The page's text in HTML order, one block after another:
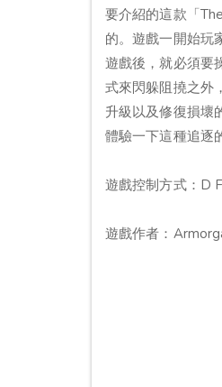
要介紹的這款「
的。遊戲一開始玩
遊戲後，就必須要
式來閃躲阻撓之外
升級以及修復損壞
體驗一下這種追逐
遊戲控制方式：D
遊戲作者：